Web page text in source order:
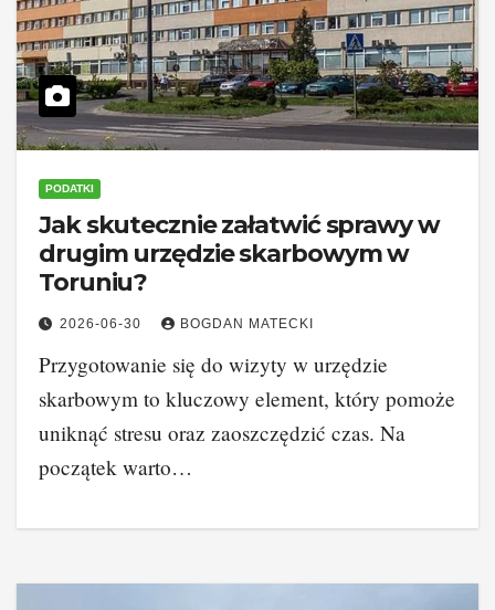
PODATKI
Jak skutecznie załatwić sprawy w
drugim urzędzie skarbowym w
Toruniu?
2026-06-30 BOGDAN MATECKI
Przygotowanie się do wizyty w urzędzie
skarbowym to kluczowy element, który pomoże
uniknąć stresu oraz zaoszczędzić czas. Na
początek warto…